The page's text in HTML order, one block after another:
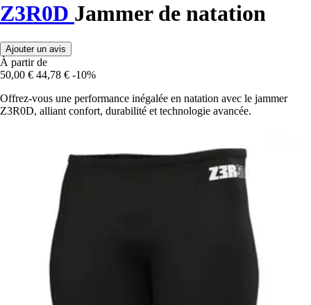
Z3R0D Jammer de natation
Ajouter un avis
À partir de
50,00 € 44,78 € -10%
Offrez-vous une performance inégalée en natation avec le jammer
Z3R0D, alliant confort, durabilité et technologie avancée.